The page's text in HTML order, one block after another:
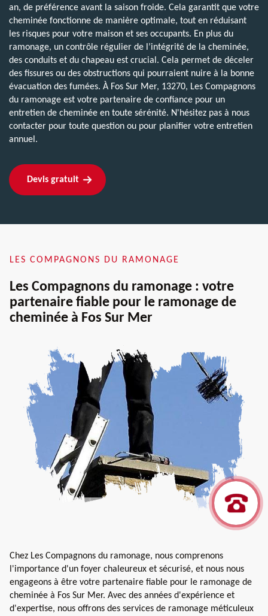
an, de préférence avant la saison froide. Cela garantit que votre
cheminée fonctionne de manière optimale, tout en réduisant
les risques pour votre maison et ses occupants. En plus du
ramonage, un contrôle régulier de l’intégrité de la cheminée,
des conduits et du chapeau est crucial. Cela permet de déceler
des fissures ou des obstructions qui pourraient nuire à la bonne
évacuation des fumées. À Fos Sur Mer, 13270, Les Compagnons
du ramonage est votre partenaire de confiance pour un
entretien de cheminée en toute sérénité. N'hésitez pas à nous
contacter pour toute question ou pour planifier votre entretien
annuel.
Devis gratuit
LES COMPAGNONS DU RAMONAGE
Les Compagnons du ramonage : votre
partenaire fiable pour le ramonage de
cheminée à Fos Sur Mer
Chez Les Compagnons du ramonage, nous comprenons
l'importance d'un foyer chaleureux et sécurisé, et nous nous
engageons à être votre partenaire fiable pour le ramonage de
cheminée à Fos Sur Mer. Avec des années d'expérience et
d'expertise, nous offrons des services de ramonage méticuleux